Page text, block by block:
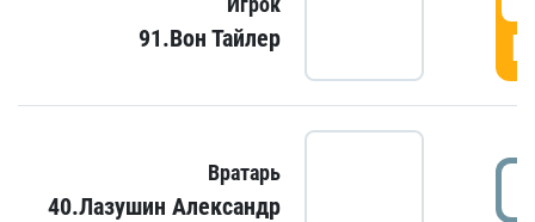
91.Вон Тайлер
Вратарь
40.Лазушин Александр